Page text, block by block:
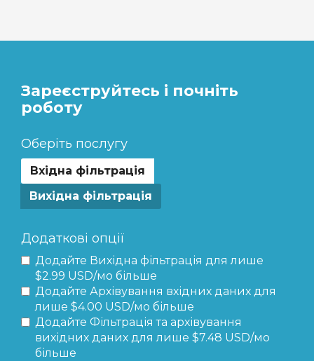
Зареєструйтесь і почніть
роботу
Оберіть послугу
Вхідна фільтрація
Вихідна фільтрація
Додаткові опції
Додайте Вихідна фільтрація длялише
$2.99 USD/мо більше
Додайте Архівування вхідних даних для
лише $4.00 USD/мо більше
Додайте Фільтрація та архівування
вихідних даних длялише $7.48 USD/мо
більше